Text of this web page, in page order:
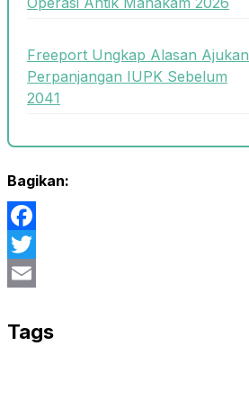
Freeport Ungkap Alasan Ajukan
Perpanjangan IUPK Sebelum
2041
Bagikan:
Facebook
Twitter
Tags